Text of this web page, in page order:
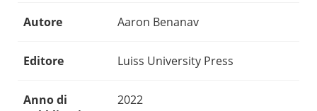
Autore Aaron Benanav
Editore Luiss University Press
Anno di
2022